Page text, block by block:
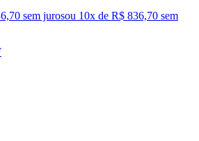
sem jurosou 10x de R$ 836,70 sem